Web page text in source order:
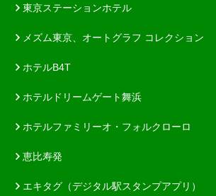
東京ステーションホテル
メズム東京、オートグラフ コレクション
ホテルB4T
ホテルドリームゲート舞浜
ホテルファミリーオ・フォルクローロ
恵比寿発
エキタグ（デジタル駅スタンプアプリ）